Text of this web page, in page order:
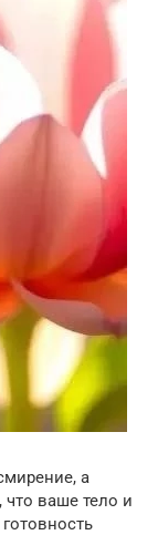
а
ваше тело и